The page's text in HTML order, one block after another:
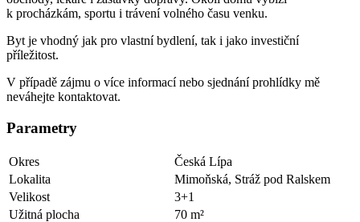
k procházkám, sportu i trávení volného času venku.
Byt je vhodný jak pro vlastní bydlení, tak i jako investiční
příležitost.
V případě zájmu o více informací nebo sjednání prohlídky mě
neváhejte kontaktovat.
Parametry
Okres
Česká Lípa
Lokalita
Mimoňská, Stráž pod Ralskem
Velikost
3+1
Užitná plocha
70 m²